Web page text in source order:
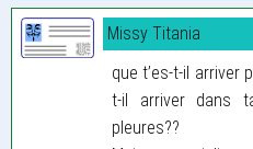
Missy Titania
que t’es-t-il arriver
t-il arriver dans
pleures??